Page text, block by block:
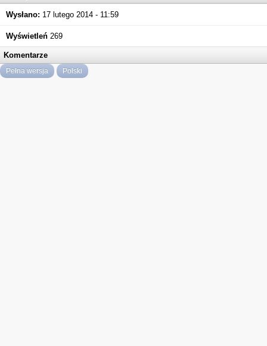
Wysłano: 17 lutego 2014 - 11:59
Wyświetleń 269
Komentarze
Pełna wersja Polski